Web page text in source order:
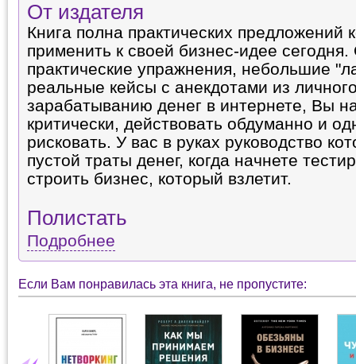
От издателя
Книга полна практических предложений
применить к своей бизнес-идее
практические упражнения, небольшие
реальные кейсы с анекдотами из
зарабатыванию денег в интернете, Вы
критически, действовать обдуманно и
рисковать. У вас в руках руководство
пустой траты денег, когда начнете
строить бизнес, который взлетит.
Полистать
Подробнее
Если Вам понравилась эта книга, не пропустите: